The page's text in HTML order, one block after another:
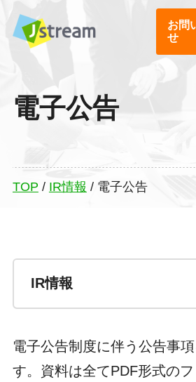
お問
せ
電子公告
TOP / IR情報 / 電子公告
電子公告制度に伴う公告事
す。資料は全てPDF形式の